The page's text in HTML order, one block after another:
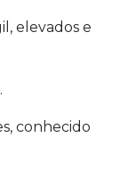
elevados e
conhecido